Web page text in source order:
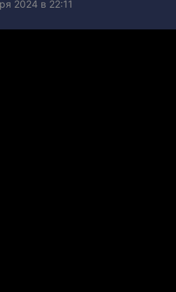
2024 в 22:11